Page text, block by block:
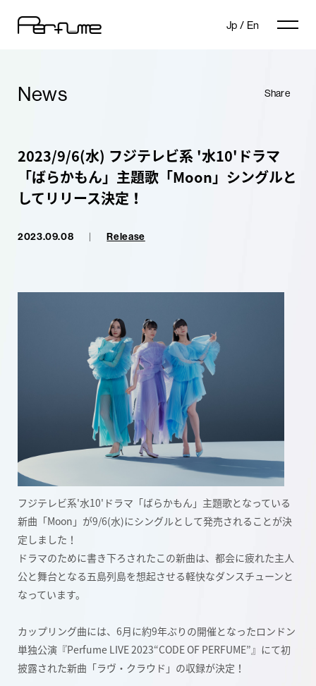
Jp / En
News Share
2023/9/6(水) フジテレビ系 '水10'ドラマ
「ばらかもん」主題歌「Moon」シングルと
してリリース決定！
2023.09.08 | Release
フジテレビ系'水10'ドラマ「ばらかもん」主題歌となっている
新曲「Moon」が9/6(水)にシングルとして発売されることが決
定しました！
ドラマのために書き下ろされたこの新曲は、都会に疲れた主人
公と舞台となる五島列島を想起させる軽快なダンスチューンと
なっています。
カップリング曲には、6月に約9年ぶりの開催となったロンドン
単独公演『Perfume LIVE 2023“CODE OF PERFUME”』にて初
披露された新曲「ラヴ・クラウド」の収録が決定！